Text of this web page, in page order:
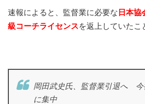
速報によると、監督業に必要な 日本協
級コーチライセンスを返上していたこ
岡田武史氏、監督業引退へ 今
に集中